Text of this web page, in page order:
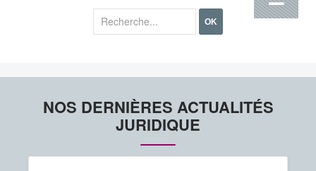
OK
NOS DERNIÈRES ACTUALITÉS
JURIDIQUE